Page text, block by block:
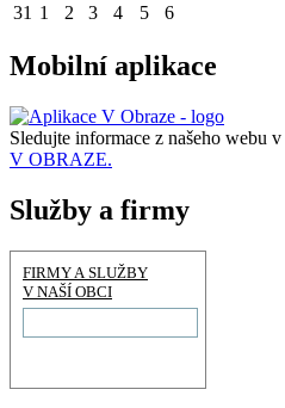
31 1 2 3 4 5 6
Mobilní aplikace
Sledujte informace z našeho webu v
V OBRAZE.
Služby a firmy
FIRMY A SLUŽBY
V NAŠÍ OBCI